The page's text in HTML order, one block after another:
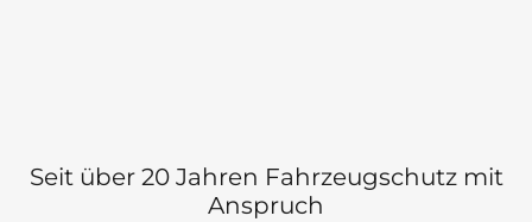
Seit über 20 Jahren Fahrzeugschutz mit
Anspruch